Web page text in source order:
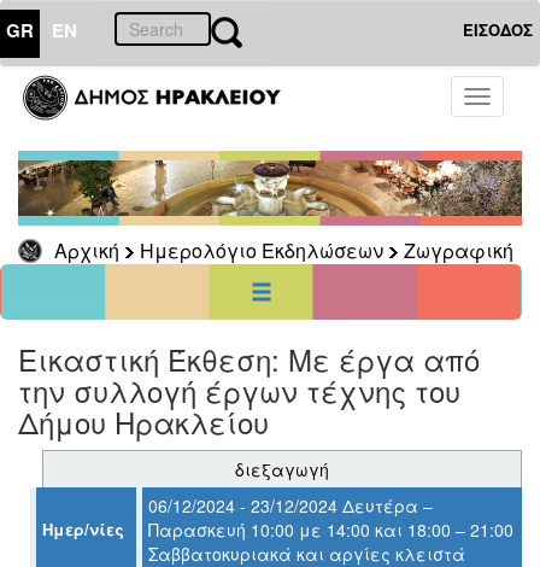
GR EN ΕΙΣΟΔΟΣ
Toggle
Αρχική Ημερολόγιο Εκδηλώσεων Ζωγραφική
01Δεκέμβριος
2024
Κυρ Δευ Τρι Τετ Πεμ Παρ Σαβ
1 2 3 4 5 6
7
8
15
16 17 18 19 20
21
28
ΗΜΕΡΟΛΟΓΙΟ
ΕΚΔΗΛΩΣΕΩΝ
Ζωγραφική
Εικαστική Έκθεση: Με έργα από
την συλλογή έργων τέχνης του
Δήμου Ηρακλείου
διεξαγωγή
Ημερ/νίες
06/12/2024 - 23/12/2024 Δευτέρα –
Παρασκευή 10:00 με 14:00 και 18:00 – 21:00
Σαββατοκυριακά και αργίες κλειστά